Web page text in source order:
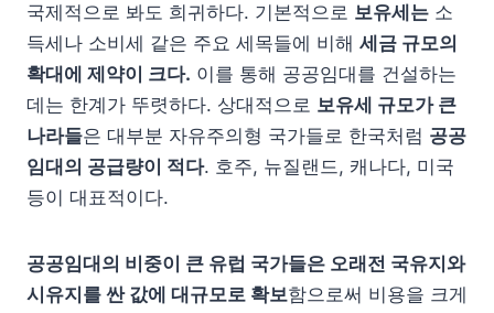
국제적으로 봐도 희귀하다. 기본적으로 보유세는 소
득세나 소비세 같은 주요 세목들에 비해 세금 규모의
확대에 제약이 크다. 이를 통해 공공임대를 건설하는
데는 한계가 뚜렷하다. 상대적으로 보유세 규모가 큰
나라들은 대부분 자유주의형 국가들로 한국처럼 공공
임대의 공급량이 적다. 호주, 뉴질랜드, 캐나다, 미국
등이 대표적이다.
공공임대의 비중이 큰 유럽 국가들은 오래전 국유지와
시유지를 싼 값에 대규모로 확보함으로써 비용을 크게